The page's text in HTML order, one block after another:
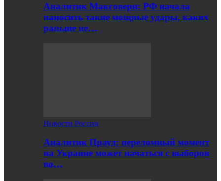
Аналитик Макговерн: РФ начала
наносить такие мощные удары, каких
раньше не…
Новости России
Аналитик Прауд: переломный момент
на Украине может начаться с выборов
во…